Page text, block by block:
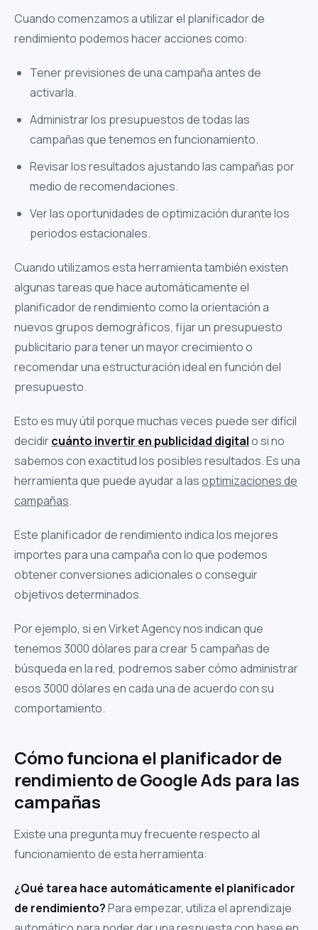
Cuando comenzamos a utilizar el planificador de
rendimiento podemos hacer acciones como:
Tener previsiones de una campaña antes de
activarla.
Administrar los presupuestos de todas las
campañas que tenemos en funcionamiento.
Revisar los resultados ajustando las campañas por
medio de recomendaciones.
Ver las oportunidades de optimización durante los
periodos estacionales.
Cuando utilizamos esta herramienta también existen
algunas tareas que hace automáticamente el
planificador de rendimiento como la orientación a
nuevos grupos demográficos, fijar un presupuesto
publicitario para tener un mayor crecimiento o
recomendar una estructuración ideal en función del
presupuesto.
Esto es muy útil porque muchas veces puede ser difícil
decidircuánto invertir en publicidad digitalo si no
sabemos con exactitud los posibles resultados. Es una
herramienta que puede ayudar a lasoptimizaciones de
campañas.
Este planificador de rendimiento indica los mejores
importes para una campañacon lo que podemos
obtener conversiones adicionales o conseguir
objetivos determinados.
Por ejemplo, si en Virket Agency nos indican que
tenemos 3000 dólares para crear 5 campañas de
búsqueda enla red, podremos saber cómo administrar
esos 3000 dólares en cada una de acuerdo con su
comportamiento.
Cómo funciona el planificador de
rendimiento de Google Ads para las
campañas
Existe una pregunta muy frecuente respecto al
funcionamiento de esta herramienta:
¿Qué tarea hace automáticamente el planificador
de rendimiento?Para empezar, utiliza el aprendizaje